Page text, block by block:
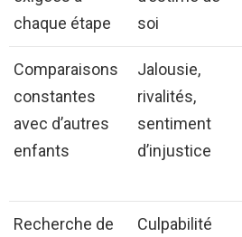
chaque étape
soi
Comparaisons
constantes
avec d’autres
enfants
Jalousie,
rivalités,
sentiment
d’injustice
Recherche de Culpabilité